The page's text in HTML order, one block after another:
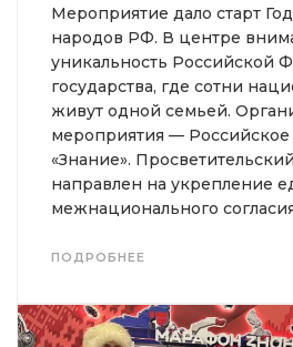
Мероприятие дало старт
народов РФ. В центре
уникальность Российской
государства, где сотни
живут одной семьей.
мероприятия —
«Знание».
направлен на укрепление
межнационального
ПОДРОБНЕЕ